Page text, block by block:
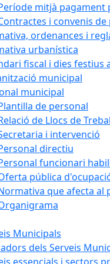
mitjà pagament
i convenis
ordenances i
urbanística
fiscal i dies festius
municipal
municipal
de personal
de Llocs de
i intervenció
directiu
funcionari
pública
que afecta al
Municipals
dels Serveis